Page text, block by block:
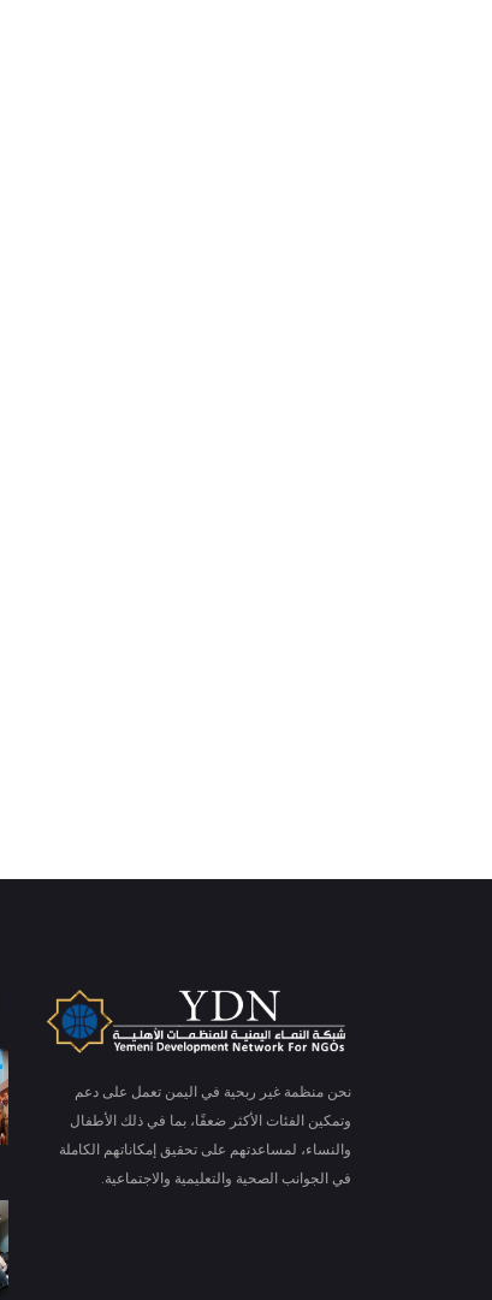
نحن منظمة غير ربحية في اليمن تعمل على دعم
وتمكين الفئات الأكثر ضعفًا، بما في ذلك الأطفال
والنساء، لمساعدتهم على تحقيق إمكاناتهم الكاملة
في الجوانب الصحية والتعليمية والاجتماعية.
Is education residence conveying so so. Suppose
unsatiable assistance compliment occasional too
reasonably advantages.More information